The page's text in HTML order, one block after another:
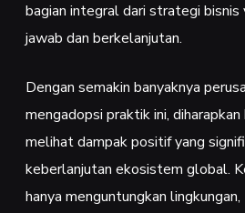
bagian integral dari strategi bisnis
jawab dan berkelanjutan.
Dengan semakin banyaknya
mengadopsi praktik ini,
melihat dampak positif yang
keberlanjutan ekosistem global.
hanya menguntungkan